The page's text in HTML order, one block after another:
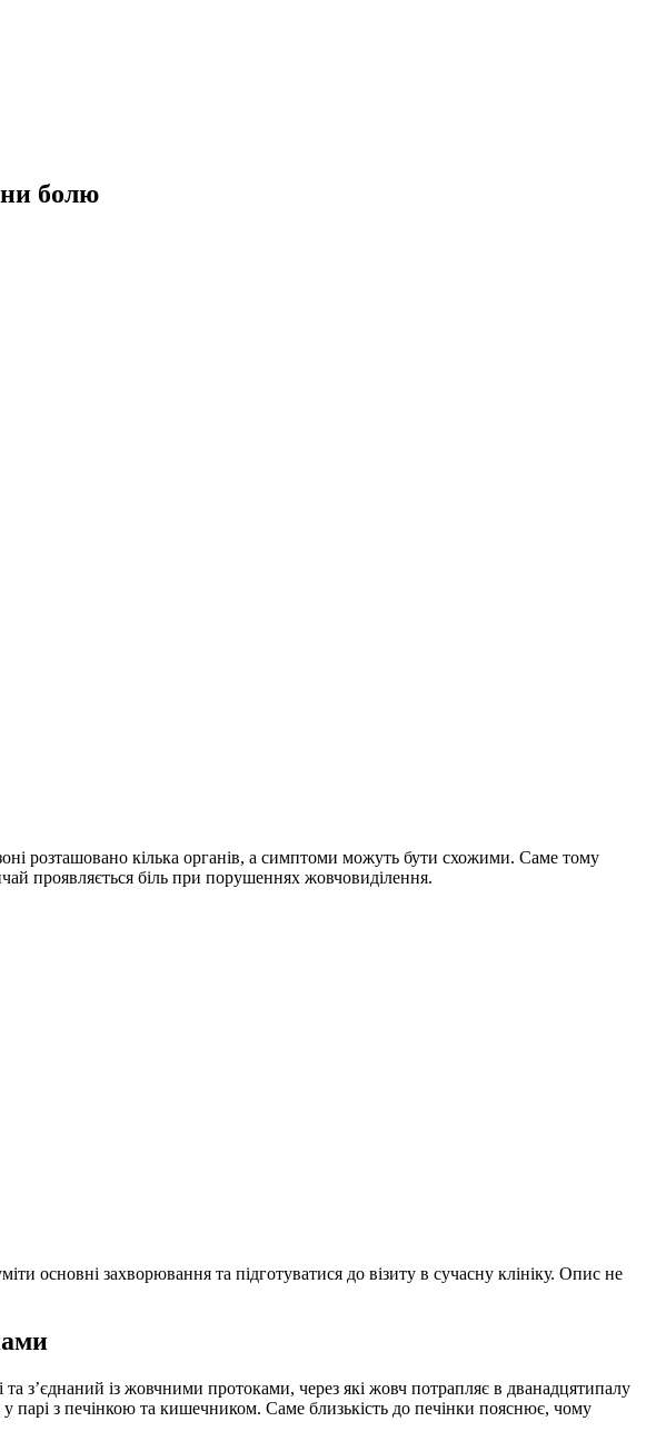
болю
розташовано кілька органів, а симптоми можуть бути схожими. Саме тому
проявляється біль при порушеннях жовчовиділення.
основні захворювання та підготуватися до візиту в сучасну клініку. Опис не
з’єднаний із жовчними протоками, через які жовч потрапляє в дванадцятипалу
з печінкою та кишечником. Саме близькість до печінки пояснює, чому